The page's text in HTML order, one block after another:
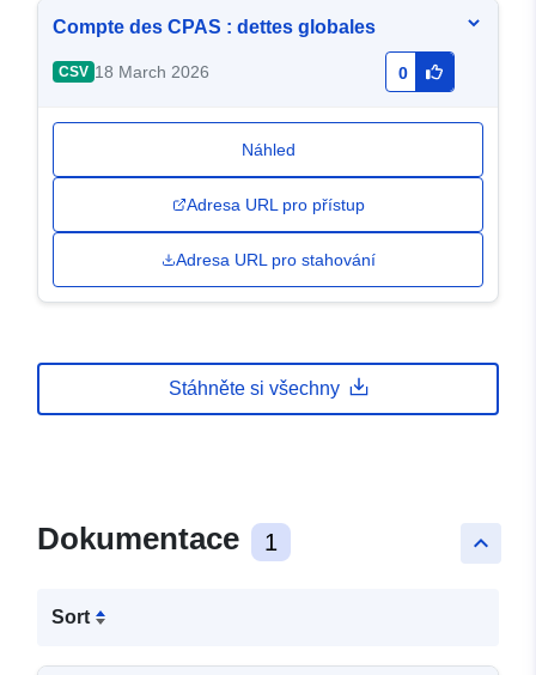
Compte des CPAS : dettes globales
CSV 18 March 2026 0
Náhled
Adresa URL pro přístup
Adresa URL pro stahování
Stáhněte si všechny
keyboard_arrow_up
Dokumentace 1
Sort